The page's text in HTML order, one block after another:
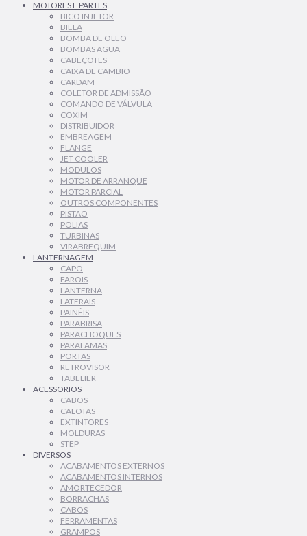
MOTORES E PARTES
BICO INJETOR
BIELA
BOMBA DE OLEO
BOMBAS AGUA
CABEÇOTES
CAIXA DE CAMBIO
CARDAM
COLETOR DE ADMISSÃO
COMANDO DE VÁLVULA
COXIM
DISTRIBUIDOR
EMBREAGEM
FLANGE
JET COOLER
MODULOS
MOTOR DE ARRANQUE
MOTOR PARCIAL
OUTROS COMPONENTES
PISTÃO
POLIAS
TURBINAS
VIRABREQUIM
LANTERNAGEM
CAPO
FAROIS
LANTERNA
LATERAIS
PAINÉIS
PARABRISA
PARACHOQUES
PARALAMAS
PORTAS
RETROVISOR
TABELIER
ACESSORIOS
CABOS
CALOTAS
EXTINTORES
MOLDURAS
STEP
DIVERSOS
ACABAMENTOS EXTERNOS
ACABAMENTOS INTERNOS
AMORTECEDOR
BORRACHAS
CABOS
FERRAMENTAS
GRAMPOS